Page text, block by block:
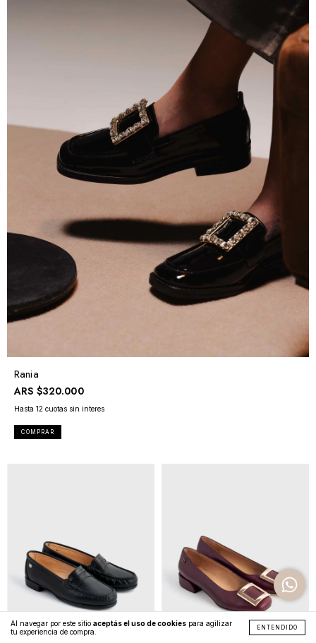
Al navegar por este sitio aceptás el uso de cookies para agilizar
tu experiencia de compra.
ENTENDIDO
Rania
ARS $320.000
COMPRAR